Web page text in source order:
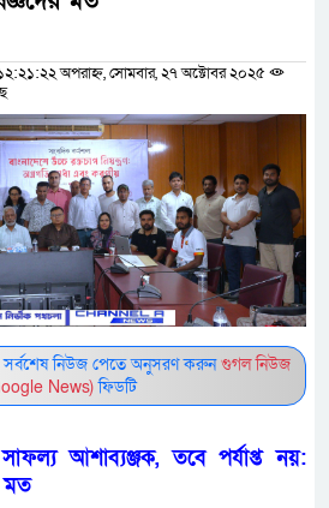
অপরাহ্ন, সোমবার, ২৭ অক্টোবর ২০২৫
সর্বশেষ নিউজ পেতে অনুসরণ করুনগুগল নিউজ
News)ফিডটি
সাফল্য আশাব্যঞ্জক, তবে পর্যাপ্ত নয়:
মত